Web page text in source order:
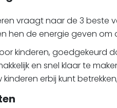
vraagt naar de 3 beste
hen de energie geven
kinderen, goedgekeurd
en snel klaar te
kinderen erbij kunt